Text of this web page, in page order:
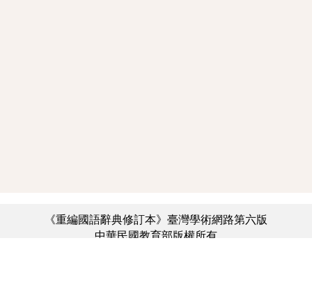
《重編國語辭典修訂本》臺灣學術網路第六版
中華民國教育部版權所有